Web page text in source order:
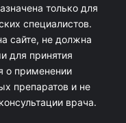
только для
специалистов.
сайте, не должна
для принятия
о применении
препаратов и не
врача.